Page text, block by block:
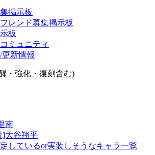
掲示板
レンド募集掲示板
板
ミュニティ
新情報
・強化・復刻含む)
南
]大谷翔平
しているor実装しそうなキャラ一覧